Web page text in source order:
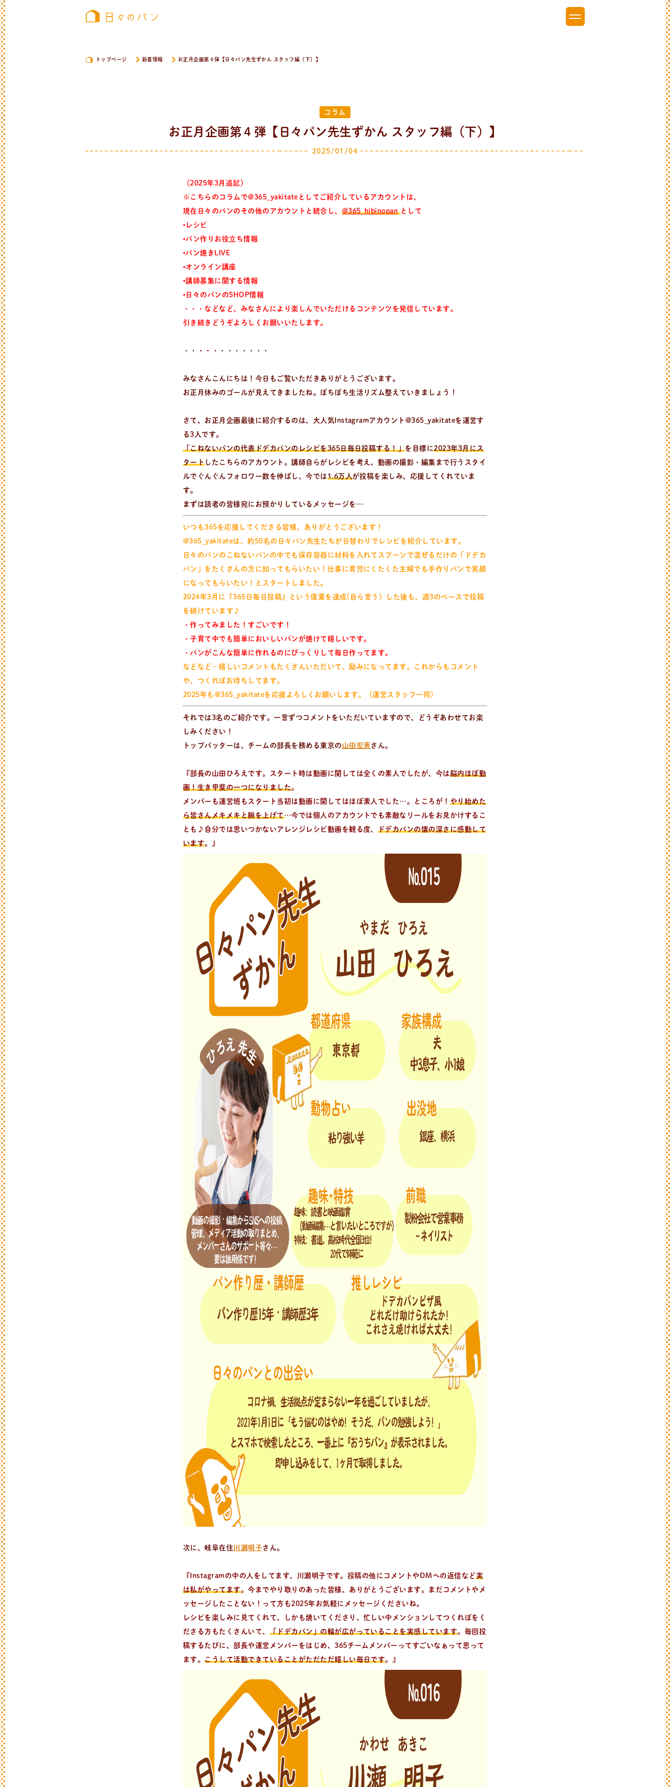
日々のパンの活動状況やイベント、コラムをいち早くお届け中！
日々のパンの想いや出張パン教室の活動について。 代表の吉永麻衣子と書籍の紹介。
種類、作り方/シーン、材料から検索できる、簡単なパンやおやつのレシピをご紹介。
トップページ 新着情報 お正月企画第４弾【日々パン先生ずかん スタッフ編（下）】
コラム
お正月企画第４弾【日々パン先生ずかん スタッフ編（下）】
2025/01/04
（2025年3月追記）
※こちらのコラムで@365_yakitateとしてご紹介しているアカウントは、
現在日々のパンのその他のアカウントと統合し、 @365_hibinopan として
▪︎レシピ
▪︎パン作りお役立ち情報
▪︎パン焼きLIVE
▪︎オンライン講座
▪︎講師募集に関する情報
▪︎日々のパンのSHOP情報
・・・などなど、みなさんにより楽しんでいただけるコンテンツを発信しています。
引き続きどうぞよろしくお願いいたします。
・・・・・・・・・・・・
みなさんこんにちは！今日もご覧いただきありがとうございます。
お正月休みのゴールが見えてきましたね。ぼちぼち生活リズム整えていきましょう！
さて、お正月企画最後に紹介するのは、大人気Instagramアカウント@365_yakitateを運営す
る3人です。
「こねないパンの代表ドデカパンのレシピを365日毎日投稿する！」を目標に2023年3月にス
タート したこちらのアカウント。講師自らがレシピを考え、動画の撮影・編集まで行うスタイ
ルでぐんぐんフォロワー数を伸ばし、今では1.6万人が投稿を楽しみ、応援してくれていま
す。
まずは読者の皆様宛にお預かりしているメッセージを…
いつも365を応援してくださる皆様、ありがとうございます！
@365_yakitateは、約50名の日々パン先生たちが日替わりでレシピを紹介しています。
日々のパンのこねないパンの中でも保存容器に材料を入れてスプーンで混ぜるだけの「ドデカ
パン」をたくさんの方に知ってもらいたい！仕事に育児にくたくた主婦でも手作りパンで笑顔
になってもらいたい！とスタートしました。
2024年3月に『365日毎日投稿』という偉業を達成(自ら言う）した後も、週3のペースで投稿
を続けています♪
・作ってみました！すごいです！
・子育て中でも簡単においしいパンが焼けて嬉しいです。
・パンがこんな簡単に作れるのにびっくりして毎日作ってます。
などなど…嬉しいコメントもたくさんいただいて、励みになってます。これからもコメント
や、つくれぽお待ちしてます。
2025年も@365_yakitateを応援よろしくお願いします。（運営スタッフ一同）
それでは3名のご紹介です。一言ずつコメントをいただいていますので、どうぞあわせてお楽
しみください！
トップバッターは、チームの部長を務める東京の 山田宏恵 さん。
『部長の山田ひろえです。スタート時は動画に関しては全くの素人でしたが、今は脳内ほぼ動
画！生き甲斐の一つになりました。
メンバーも運営班もスタート当初は動画に関してはほぼ素人でした…。
ところが！ やり始めた
ら皆さんメキメキと腕を上げて…今では個人のアカウントでも素敵なリールをお見かけするこ
とも♪ 自分では思いつかないアレンジレシピ動画を観る度、 ドデカパンの懐の深さに感動して
います。』
次に、岐阜在住川瀬明子さん。
『Instagramの中の人をしてます、川瀬明子です。投稿の他にコメントやDMへの返信など実
は私がやってます。今までやり取りのあった皆様、ありがとうございます。まだコメントやメ
ッセージしたことない！って方も2025年お気軽にメッセージくださいね。
レシピを楽しみに見てくれて、しかも焼いてくださり、忙しい中メンションしてつくれぽをく
ださる方もたくさんいて、 「ドデカパン」の輪が広がっていることを実感しています。 毎回投
稿するたびに、部長や運営メンバーをはじめ、365チームメンバーってすごいなぁって思って
ます。こうして活動できていることがただただ嬉しい毎日です。』